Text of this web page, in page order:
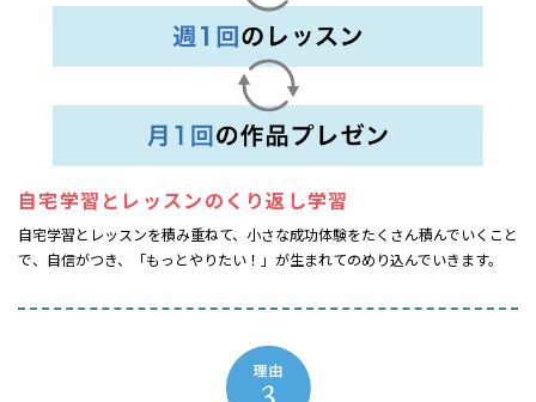
自宅学習とレッスンの くり返し学習
自宅学習とレッスンを積み重ねて、小さな成功体験をたくさん積んでいくこと
で、自信がつき、「もっとやりたい！」が生まれてのめり込んでいきます。